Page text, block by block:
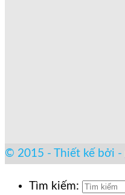
© 2015 - Thiết kế bởi -
Tìm kiếm: